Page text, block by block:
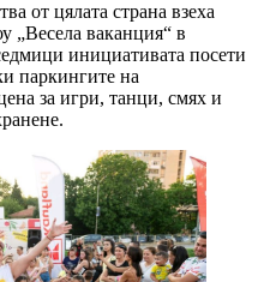
от цялата страна взеха
„Весела ваканция“ в
инициативата посети
паркингите на
за игри, танци, смях и